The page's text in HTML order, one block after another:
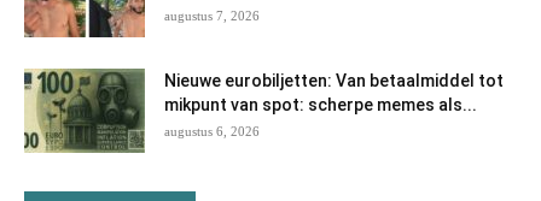
augustus 7, 2026
Nieuwe eurobiljetten: Van betaalmiddel tot
mikpunt van spot: scherpe memes als...
augustus 6, 2026